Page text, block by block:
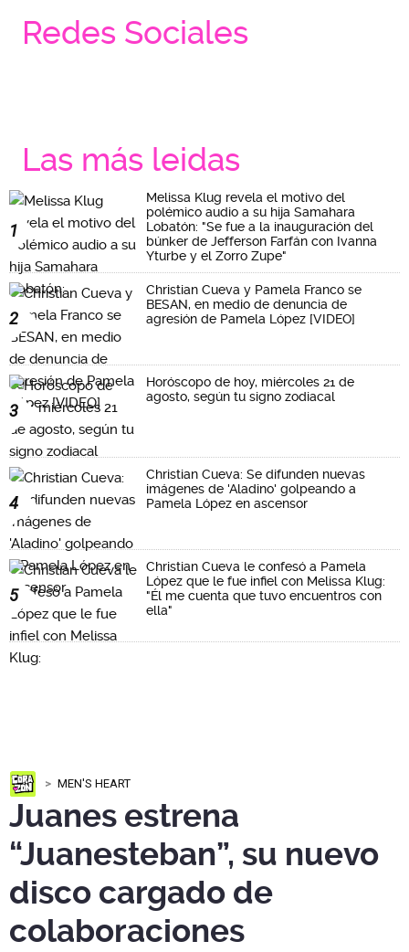
Redes Sociales
Las más leidas
1
Melissa Klug revela el motivo del
polémico audio a su hija Samahara
Lobatón: "Se fue a la inauguración del
búnker de Jefferson Farfán con Ivanna
Yturbe y el Zorro Zupe"
2
Christian Cueva y Pamela Franco se
BESAN, en medio de denuncia de
agresión de Pamela López [VIDEO]
3
Horóscopo de hoy, miércoles 21 de
agosto, según tu signo zodiacal
4
Christian Cueva: Se difunden nuevas
imágenes de 'Aladino' golpeando a
Pamela López en ascensor
5
Christian Cueva le confesó a Pamela
López que le fue infiel con Melissa Klug:
"Él me cuenta que tuvo encuentros con
ella"
MEN'S HEART
Juanes estrena
“Juanesteban”, su nuevo
disco cargado de
colaboraciones